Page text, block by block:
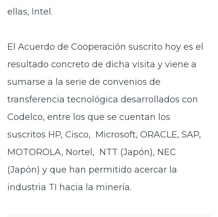
ellas, Intel.
El Acuerdo de Cooperación suscrito hoy es el
resultado concreto de dicha visita y viene a
sumarse a la serie de convenios de
transferencia tecnológica desarrollados con
Codelco, entre los que se cuentan los
suscritos HP, Cisco, Microsoft, ORACLE, SAP,
MOTOROLA, Nortel, NTT (Japón), NEC
(Japón) y que han permitido acercar la
industria TI hacia la minería.